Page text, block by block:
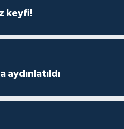
keyfi!
aydınlatıldı